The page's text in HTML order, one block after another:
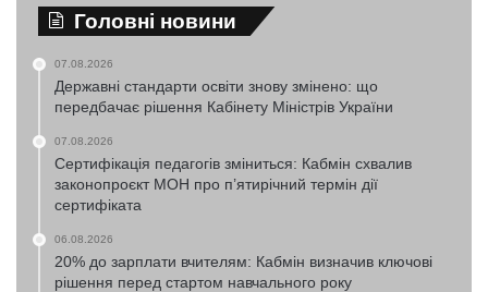
Головні новини
07.08.2026
Державні стандарти освіти знову змінено: що
передбачає рішення Кабінету Міністрів України
07.08.2026
Сертифікація педагогів зміниться: Кабмін схвалив
законопроєкт МОН про п’ятирічний термін дії
сертифіката
06.08.2026
20% до зарплати вчителям: Кабмін визначив ключові
рішення перед стартом навчального року